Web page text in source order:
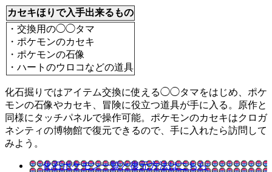
カセキほりで入手出来るもの
・交換用の◯◯タマ
・ポケモンのカセキ
・ポケモンの石像
・ハートのウロコなどの道具
化石掘りではアイテム交換に使える◯◯タマをはじめ、ポケ
モンの石像やカセキ、冒険に役立つ道具が手に入る。原作と
同様にタッチパネルで操作可能。ポケモンのカセキはクロガ
ネシティの博物館で復元できるので、手に入れたら訪問して
みよう。
化石ポケモン一覧と復元方法はこちら